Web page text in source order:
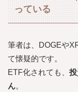
っている
筆者は、DOGEや
て懐疑的です。
ETF化されても、
ん。